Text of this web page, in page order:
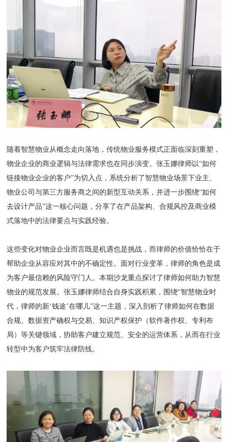
随着智慧物业从概念走向落地，传统物业服务模式正面临深刻重塑，
物业企业的商业逻辑与法律需求也在同步演变。张玉娜律师以“如何
链接物业企业的客户”为切入点，系统分析了智慧物业场景下业主、
物业公司与第三方服务商之间的新型互动关系，并进一步围绕“如何
去设计产品”这一核心问题，分享了在产品架构、合规风控及商业模
式落地中的法律要点与实践经验。
这些变化对物业企业而言既是机遇也是挑战，而律师的价值恰恰在于
帮助企业从容应对其中的不确定性。面对行业变革，律师的角色是成
为客户最信赖的风险守门人。本期沙龙重点探讨了律师如何助力智慧
物业的规范发展。张玉娜律师结合自身实践积累，围绕“智慧物业时
代，律师的新‘钱途’在哪儿”这一主题，深入剖析了律师如何在数据
合规、数据资产确权与交易、知识产权保护（软件著作权、专利布
局）等关键领域，协助客户建立规范、安全的运营体系，从而在行业
转型中为客户筑牢法律防线。